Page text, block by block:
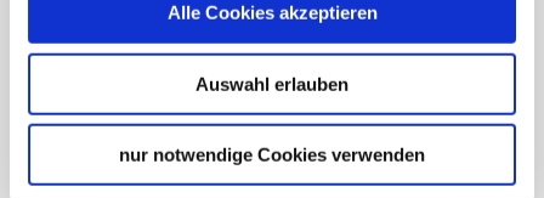
Alle Cookies akzeptieren
Auswahl erlauben
nur notwendige Cookies verwenden
Über uns
Stellenangebote
Presse